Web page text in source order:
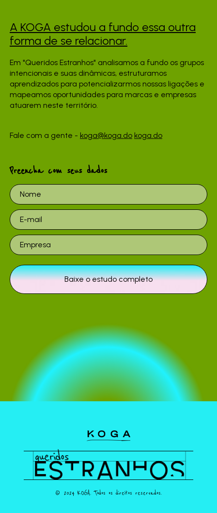
A KOGA estudou a fundo essa outra
forma de se relacionar.
Em "Queridos Estranhos" analisamos a fundo os grupos
intencionais e suas dinâmicas, estruturamos
aprendizados para potencializarmos nossas ligações e
mapeamos oportunidades para marcas e empresas
atuarem neste território.
Fale com a gente - koga@koga.do koga.do
Preencha com seus dados
© 2024 KOGA. Todos os direitos reservados.